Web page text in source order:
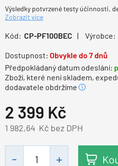
Výsledky potvrzené testy účinnosti,
Zobrazit více
Kód: CP-PF100BEC Výrobce:
Dostupnost: Obvykle do 7 dnů
Předpokládaný datum odeslání:
Zboží, které není skladem,
dodavatele obdržíme
2 399 Kč
Kč bez DPH
1 982,64